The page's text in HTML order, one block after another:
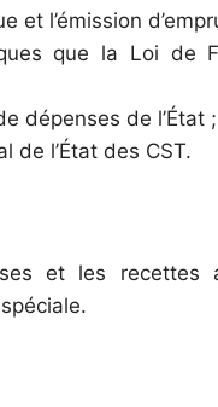
et l’émission
que la Loi de
dépenses de l’État ;
de l’État des CST.
et les recettes